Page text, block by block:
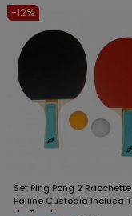
-12%
Set Ping Pong 2
Palline Custodia Inclusa